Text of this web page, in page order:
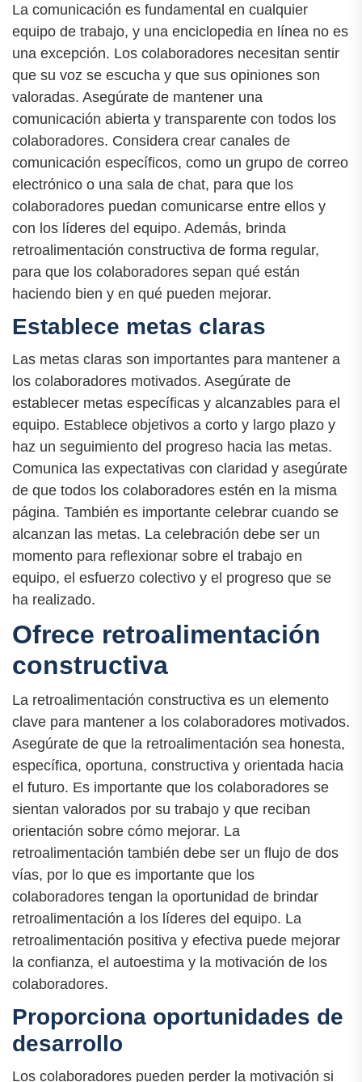
La comunicación es fundamental en cualquier
equipo de trabajo, y una enciclopedia en línea no es
una excepción. Los colaboradores necesitan sentir
que su voz se escucha y que sus opiniones son
valoradas. Asegúrate de mantener una
comunicación abierta y transparente con todos los
colaboradores. Considera crear canales de
comunicación específicos, como un grupo de correo
electrónico o una sala de chat, para que los
colaboradores puedan comunicarse entre ellos y
con los líderes del equipo. Además, brinda
retroalimentación constructiva de forma regular,
para que los colaboradores sepan qué están
haciendo bien y en qué pueden mejorar.
Establece metas claras
Las metas claras son importantes para mantener a
los colaboradores motivados. Asegúrate de
establecer metas específicas y alcanzables para el
equipo. Establece objetivos a corto y largo plazo y
haz un seguimiento del progreso hacia las metas.
Comunica las expectativas con claridad y asegúrate
de que todos los colaboradores estén en la misma
página. También es importante celebrar cuando se
alcanzan las metas. La celebración debe ser un
momento para reflexionar sobre el trabajo en
equipo, el esfuerzo colectivo y el progreso que se
ha realizado.
Ofrece retroalimentación
constructiva
La retroalimentación constructiva es un elemento
clave para mantener a los colaboradores motivados.
Asegúrate de que la retroalimentación sea honesta,
específica, oportuna, constructiva y orientada hacia
el futuro. Es importante que los colaboradores se
sientan valorados por su trabajo y que reciban
orientación sobre cómo mejorar. La
retroalimentación también debe ser un flujo de dos
vías, por lo que es importante que los
colaboradores tengan la oportunidad de brindar
retroalimentación a los líderes del equipo. La
retroalimentación positiva y efectiva puede mejorar
la confianza, el autoestima y la motivación de los
colaboradores.
Proporciona oportunidades de
desarrollo
Los colaboradores pueden perder la motivación si